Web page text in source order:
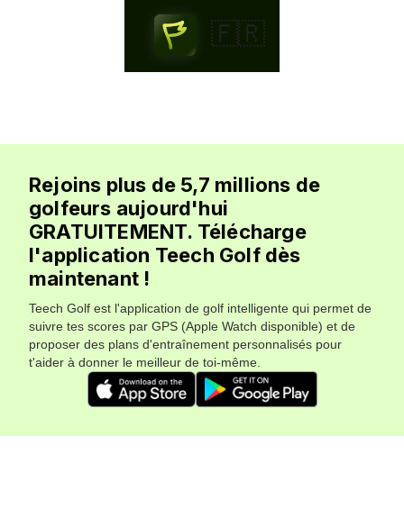
🇫🇷
Rejoins plus de 5,7 millions de
golfeurs aujourd'hui
GRATUITEMENT. Télécharge
l'application Teech Golf dès
maintenant !
Teech Golf est l'application de golf intelligente qui permet de
suivre tes scores par GPS (Apple Watch disponible) et de
proposer des plans d'entraînement personnalisés pour
t'aider à donner le meilleur de toi-même.